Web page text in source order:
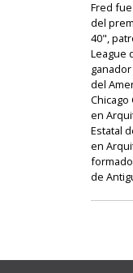
Fred
del
40",
League
del
Chicago
en
Estatal
en
de